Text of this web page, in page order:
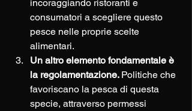
incoraggiando ristoranti e
consumatori a scegliere questo
pesce nelle proprie scelte
alimentari.
Un altro elemento fondamentale è
la regolamentazione. Politiche che
favoriscano la pesca di questa
specie, attraverso permessi